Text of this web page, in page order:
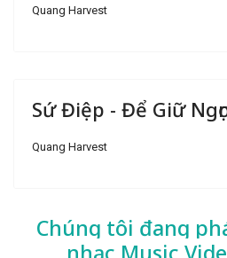
Quang Harvest
Sứ Điệp - Để Giữ
Quang Harvest
Chúng tôi đang